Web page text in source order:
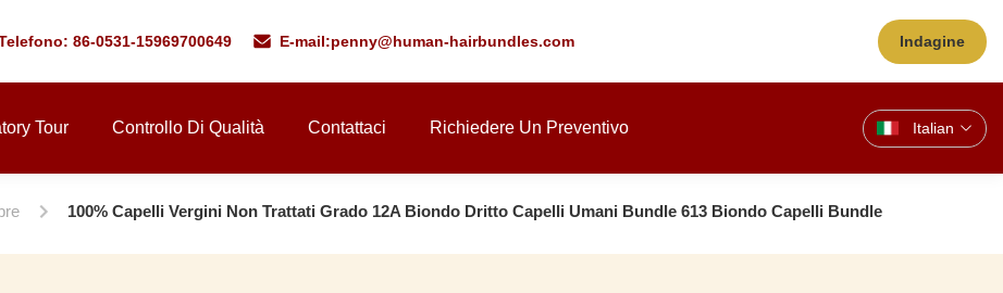
86-0531-15969700649 E-mail:penny@human-hairbundles.com Indagine
Tour Controllo Di Qualità Contattaci Richiedere Un Preventivo Italian
100% Capelli Vergini Non Trattati Grado 12A Biondo Dritto Capelli Umani Bundle 613 Biondo Capelli Bundle